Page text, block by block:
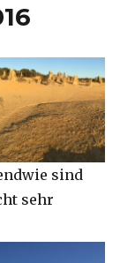
sind
sehr